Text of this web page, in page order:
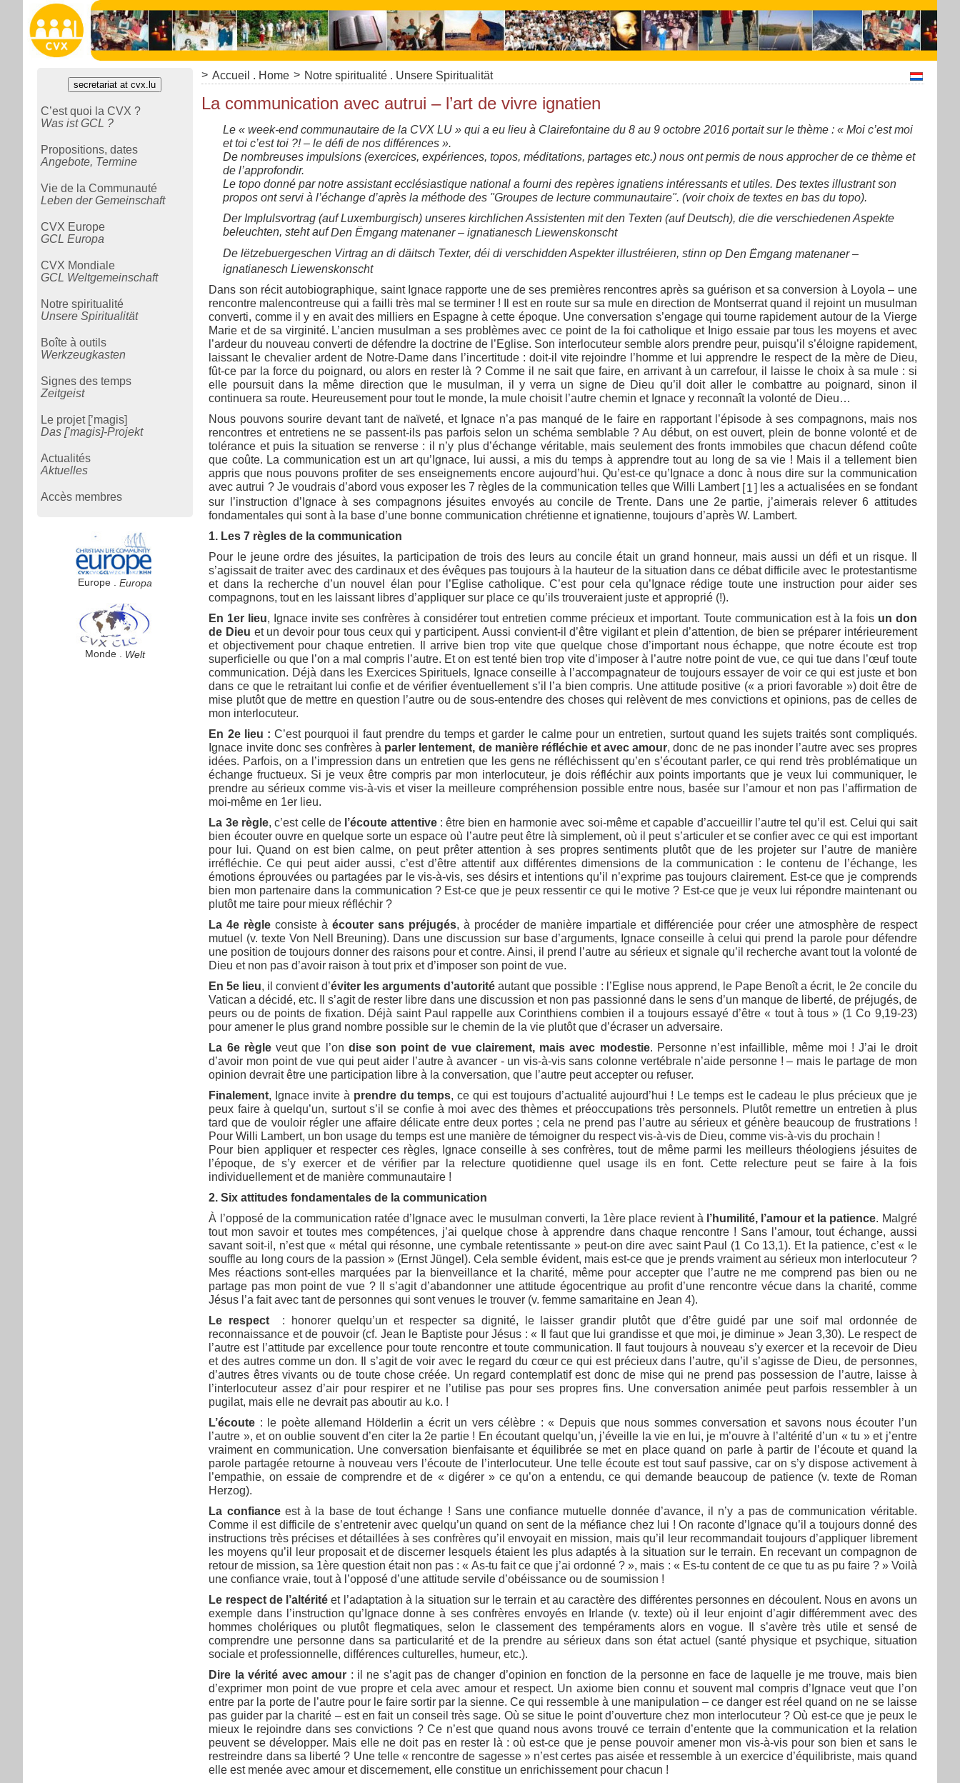
secretariat at cvx.lu
C’est quoi la CVX ?
Was ist GCL ?
Propositions, dates
Angebote, Termine
Vie de la Communauté
Leben der Gemeinschaft
CVX Europe
GCL Europa
CVX Mondiale
GCL Weltgemeinschaft
Notre spiritualité
Unsere Spiritualität
Boîte à outils
Werkzeugkasten
Signes des temps
Zeitgeist
Le projet [’magis]
Das [’magis]-Projekt
Actualités
Aktuelles
Accès membres
Europe . Europa
Monde . Welt
> Accueil . Home > Notre spiritualité . Unsere Spiritualität
La communication avec autrui – l’art de vivre ignatien
Le « week-end communautaire de la CVX LU » qui a eu lieu à Clairefontaine du 8 au 9 octobre 2016 portait sur le thème : « Moi c’est moi
et toi c’est toi ?! – le défi de nos différences ».
De nombreuses impulsions (exercices, expériences, topos, méditations, partages etc.) nous ont permis de nous approcher de ce thème et
de l’approfondir.
Le topo donné par notre assistant ecclésiastique national a fourni des repères ignatiens intéressants et utiles. Des textes illustrant son
propos ont servi à l’échange d’après la méthode des "Groupes de lecture communautaire". (voir choix de textes en bas du topo).
Der Implulsvortrag (auf Luxemburgisch) unseres kirchlichen Assistenten mit den Texten (auf Deutsch), die die verschiedenen Aspekte
beleuchten, steht aufDen Ëmgang matenaner – ignatianesch Liewenskonscht
De lëtzebuergeschen Virtrag an di däitsch Texter, déi di verschidden Aspekter illustréieren, stinn op Den Ëmgang matenaner –
ignatianesch Liewenskonscht
Dans son récit autobiographique, saint Ignace rapporte une de ses premières rencontres après sa guérison et sa conversion à Loyola – une
rencontre malencontreuse qui a failli très mal se terminer ! Il est en route sur sa mule en direction de Montserrat quand il rejoint un musulman
converti, comme il y en avait des milliers en Espagne à cette époque. Une conversation s’engage qui tourne rapidement autour de la Vierge
Marie et de sa virginité. L’ancien musulman a ses problèmes avec ce point de la foi catholique et Inigo essaie par tous les moyens et avec
l’ardeur du nouveau converti de défendre la doctrine de l’Eglise. Son interlocuteur semble alors prendre peur, puisqu’il s’éloigne rapidement,
laissant le chevalier ardent de Notre-Dame dans l’incertitude : doit-il vite rejoindre l’homme et lui apprendre le respect de la mère de Dieu,
fût-ce par la force du poignard, ou alors en rester là ? Comme il ne sait que faire, en arrivant à un carrefour, il laisse le choix à sa mule : si
elle poursuit dans la même direction que le musulman, il y verra un signe de Dieu qu’il doit aller le combattre au poignard, sinon il
continuera sa route. Heureusement pour tout le monde, la mule choisit l’autre chemin et Ignace y reconnaît la volonté de Dieu…
Nous pouvons sourire devant tant de naïveté, et Ignace n’a pas manqué de le faire en rapportant l’épisode à ses compagnons, mais nos
rencontres et entretiens ne se passent-ils pas parfois selon un schéma semblable ? Au début, on est ouvert, plein de bonne volonté et de
tolérance et puis la situation se renverse : il n’y plus d’échange véritable, mais seulement des fronts immobiles que chacun défend coûte
que coûte. La communication est un art qu’Ignace, lui aussi, a mis du temps à apprendre tout au long de sa vie ! Mais il a tellement bien
appris que nous pouvons profiter de ses enseignements encore aujourd’hui. Qu’est-ce qu’Ignace a donc à nous dire sur la communication
avec autrui ? Je voudrais d’abord vous exposer les 7 règles de la communication telles que Willi Lambert[1] les a actualisées en se fondant
sur l’instruction d’Ignace à ses compagnons jésuites envoyés au concile de Trente. Dans une 2e partie, j’aimerais relever 6 attitudes
fondamentales qui sont à la base d’une bonne communication chrétienne et ignatienne, toujours d’après W. Lambert.
1. Les 7 règles de la communication
Pour le jeune ordre des jésuites, la participation de trois des leurs au concile était un grand honneur, mais aussi un défi et un risque. Il
s’agissait de traiter avec des cardinaux et des évêques pas toujours à la hauteur de la situation dans ce débat difficile avec le protestantisme
et dans la recherche d’un nouvel élan pour l’Eglise catholique. C’est pour cela qu’Ignace rédige toute une instruction pour aider ses
compagnons, tout en les laissant libres d’appliquer sur place ce qu’ils trouveraient juste et approprié (!).
En 1er lieu, Ignace invite ses confrères à considérer tout entretien comme précieux et important. Toute communication est à la fois un don
de Dieu et un devoir pour tous ceux qui y participent. Aussi convient-il d’être vigilant et plein d’attention, de bien se préparer intérieurement
et objectivement pour chaque entretien. Il arrive bien trop vite que quelque chose d’important nous échappe, que notre écoute est trop
superficielle ou que l’on a mal compris l’autre. Et on est tenté bien trop vite d’imposer à l’autre notre point de vue, ce qui tue dans l’œuf toute
communication. Déjà dans les Exercices Spirituels, Ignace conseille à l’accompagnateur de toujours essayer de voir ce qui est juste et bon
dans ce que le retraitant lui confie et de vérifier éventuellement s’il l’a bien compris. Une attitude positive (« a priori favorable ») doit être de
mise plutôt que de mettre en question l’autre ou de sous-entendre des choses qui relèvent de mes convictions et opinions, pas de celles de
mon interlocuteur.
En 2e lieu : C’est pourquoi il faut prendre du temps et garder le calme pour un entretien, surtout quand les sujets traités sont compliqués.
Ignace invite donc ses confrères à parler lentement, de manière réfléchie et avec amour, donc de ne pas inonder l’autre avec ses propres
idées. Parfois, on a l’impression dans un entretien que les gens ne réfléchissent qu’en s’écoutant parler, ce qui rend très problématique un
échange fructueux. Si je veux être compris par mon interlocuteur, je dois réfléchir aux points importants que je veux lui communiquer, le
prendre au sérieux comme vis-à-vis et viser la meilleure compréhension possible entre nous, basée sur l’amour et non pas l’affirmation de
moi-même en 1er lieu.
La 3e règle, c’est celle de l’écoute attentive: être bien en harmonie avec soi-même et capable d’accueillir l’autre tel qu’il est. Celui qui sait
bien écouter ouvre en quelque sorte un espace où l’autre peut être là simplement, où il peut s’articuler et se confier avec ce qui est important
pour lui. Quand on est bien calme, on peut prêter attention à ses propres sentiments plutôt que de les projeter sur l’autre de manière
irréfléchie. Ce qui peut aider aussi, c’est d’être attentif aux différentes dimensions de la communication : le contenu de l’échange, les
émotions éprouvées ou partagées par le vis-à-vis, ses désirs et intentions qu’il n’exprime pas toujours clairement. Est-ce que je comprends
bien mon partenaire dans la communication ? Est-ce que je peux ressentir ce qui le motive ? Est-ce que je veux lui répondre maintenant ou
plutôt me taire pour mieux réfléchir ?
La 4e règleconsiste àécouter sans préjugés, à procéder de manière impartiale et différenciée pour créer une atmosphère de respect
mutuel (v. texte Von Nell Breuning). Dans une discussion sur base d’arguments, Ignace conseille à celui qui prend la parole pour défendre
une position de toujours donner des raisons pour et contre. Ainsi, il prend l’autre au sérieux et signale qu’il recherche avant tout la volonté de
Dieu et non pas d’avoir raison à tout prix et d’imposer son point de vue.
En 5e lieu, il convient d’éviter les arguments d’autorité autant que possible : l’Eglise nous apprend, le Pape Benoît a écrit, le 2e concile du
Vatican a décidé, etc. Il s’agit de rester libre dans une discussion et non pas passionné dans le sens d’un manque de liberté, de préjugés, de
peurs ou de points de fixation. Déjà saint Paul rappelle aux Corinthiens combien il a toujours essayé d’être « tout à tous » (1 Co 9,19-23)
pour amener le plus grand nombre possible sur le chemin de la vie plutôt que d’écraser un adversaire.
La 6e règleveut que l’on dise son point de vue clairement, mais avec modestie. Personne n’est infaillible, même moi ! J’ai le droit
d’avoir mon point de vue qui peut aider l’autre à avancer - un vis-à-vis sans colonne vertébrale n’aide personne ! – mais le partage de mon
opinion devrait être une participation libre à la conversation, que l’autre peut accepter ou refuser.
Finalement, Ignace invite à prendre du temps, ce qui est toujours d’actualité aujourd’hui ! Le temps est le cadeau le plus précieux que je
peux faire à quelqu’un, surtout s’il se confie à moi avec des thèmes et préoccupations très personnels. Plutôt remettre un entretien à plus
tard que de vouloir régler une affaire délicate entre deux portes ; cela ne prend pas l’autre au sérieux et génère beaucoup de frustrations !
Pour Willi Lambert, un bon usage du temps est une manière de témoigner du respect vis-à-vis de Dieu, comme vis-à-vis du prochain !
Pour bien appliquer et respecter ces règles, Ignace conseille à ses confrères, tout de même parmi les meilleurs théologiens jésuites de
l’époque, de s’y exercer et de vérifier par la relecture quotidienne quel usage ils en font. Cette relecture peut se faire à la fois
individuellement et de manière communautaire !
2. Six attitudes fondamentales de la communication
À l’opposé de la communication ratée d’Ignace avec le musulman converti, la 1ère place revient à l’humilité, l’amour et la patience. Malgré
tout mon savoir et toutes mes compétences, j’ai quelque chose à apprendre dans chaque rencontre ! Sans l’amour, tout échange, aussi
savant soit-il, n’est que « métal qui résonne, une cymbale retentissante » peut-on dire avec saint Paul (1 Co 13,1). Et la patience, c’est « le
souffle au long cours de la passion » (Ernst Jüngel). Cela semble évident, mais est-ce que je prends vraiment au sérieux mon interlocuteur ?
Mes réactions sont-elles marquées par la bienveillance et la charité, même pour accepter que l’autre ne me comprend pas bien ou ne
partage pas mon point de vue ? Il s’agit d’abandonner une attitude égocentrique au profit d’une rencontre vécue dans la charité, comme
Jésus l’a fait avec tant de personnes qui sont venues le trouver (v. femme samaritaine en Jean 4).
Le respect
: honorer quelqu’un et respecter sa dignité, le laisser grandir plutôt que d’être guidé par une soif mal ordonnée de
reconnaissance et de pouvoir (cf. Jean le Baptiste pour Jésus : « Il faut que lui grandisse et que moi, je diminue » Jean 3,30). Le respect de
l’autre est l’attitude par excellence pour toute rencontre et toute communication. Il faut toujours à nouveau s’y exercer et la recevoir de Dieu
et des autres comme un don. Il s’agit de voir avec le regard du cœur ce qui est précieux dans l’autre, qu’il s’agisse de Dieu, de personnes,
d’autres êtres vivants ou de toute chose créée. Un regard contemplatif est donc de mise qui ne prend pas possession de l’autre, laisse à
l’interlocuteur assez d’air pour respirer et ne l’utilise pas pour ses propres fins. Une conversation animée peut parfois ressembler à un
pugilat, mais elle ne devrait pas aboutir au k.o. !
L’écoute : le poète allemand Hölderlin a écrit un vers célèbre : « Depuis que nous sommes conversation et savons nous écouter l’un
l’autre », et on oublie souvent d’en citer la 2e partie ! En écoutant quelqu’un, j’éveille la vie en lui, je m’ouvre à l’altérité d’un « tu » et j’entre
vraiment en communication. Une conversation bienfaisante et équilibrée se met en place quand on parle à partir de l’écoute et quand la
parole partagée retourne à nouveau vers l’écoute de l’interlocuteur. Une telle écoute est tout sauf passive, car on s’y dispose activement à
l’empathie, on essaie de comprendre et de « digérer » ce qu’on a entendu, ce qui demande beaucoup de patience (v. texte de Roman
Herzog).
La confianceest à la base de tout échange ! Sans une confiance mutuelle donnée d’avance, il n’y a pas de communication véritable.
Comme il est difficile de s’entretenir avec quelqu’un quand on sent de la méfiance chez lui ! On raconte d’Ignace qu’il a toujours donné des
instructions très précises et détaillées à ses confrères qu’il envoyait en mission, mais qu’il leur recommandait toujours d’appliquer librement
les moyens qu’il leur proposait et de discerner lesquels étaient les plus adaptés à la situation sur le terrain. En recevant un compagnon de
retour de mission, sa 1ère question était non pas : « As-tu fait ce que j’ai ordonné ? », mais : « Es-tu content de ce que tu as pu faire ? » Voilà
une confiance vraie, tout à l’opposé d’une attitude servile d’obéissance ou de soumission !
Le respect de l’altérité et l’adaptation à la situation sur le terrain et au caractère des différentes personnes en découlent. Nous en avons un
exemple dans l’instruction qu’Ignace donne à ses confrères envoyés en Irlande (v. texte) où il leur enjoint d’agir différemment avec des
hommes cholériques ou plutôt flegmatiques, selon le classement des tempéraments alors en vogue. Il s’avère très utile et sensé de
comprendre une personne dans sa particularité et de la prendre au sérieux dans son état actuel (santé physique et psychique, situation
sociale et professionnelle, différences culturelles, humeur, etc.).
Dire la vérité avec amour : il ne s’agit pas de changer d’opinion en fonction de la personne en face de laquelle je me trouve, mais bien
d’exprimer mon point de vue propre et cela avec amour et respect. Un axiome bien connu et souvent mal compris d’Ignace veut que l’on
entre par la porte de l’autre pour le faire sortir par la sienne. Ce qui ressemble à une manipulation – ce danger est réel quand on ne se laisse
pas guider par la charité – est en fait un conseil très sage. Où se situe le point d’ouverture chez mon interlocuteur ? Où est-ce que je peux le
mieux le rejoindre dans ses convictions ? Ce n’est que quand nous avons trouvé ce terrain d’entente que la communication et la relation
peuvent se développer. Mais elle ne doit pas en rester là : où est-ce que je pense pouvoir amener mon vis-à-vis pour son bien et sans le
restreindre dans sa liberté ? Une telle « rencontre de sagesse » n’est certes pas aisée et ressemble à un exercice d’équilibriste, mais quand
elle est menée avec amour et discernement, elle constitue un enrichissement pour chacun !